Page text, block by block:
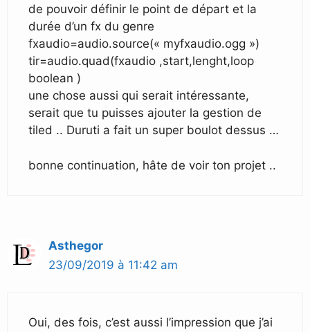
de pouvoir définir le point de départ et la
durée d’un fx du genre
fxaudio=audio.source(« myfxaudio.ogg »)
tir=audio.quad(fxaudio ,start,lenght,loop
boolean )
une chose aussi qui serait intéressante,
serait que tu puisses ajouter la gestion de
tiled .. Duruti a fait un super boulot dessus …
bonne continuation, hâte de voir ton projet ..
Asthegor
23/09/2019 à 11:42 am
Oui, des fois, c’est aussi l’impression que j’ai